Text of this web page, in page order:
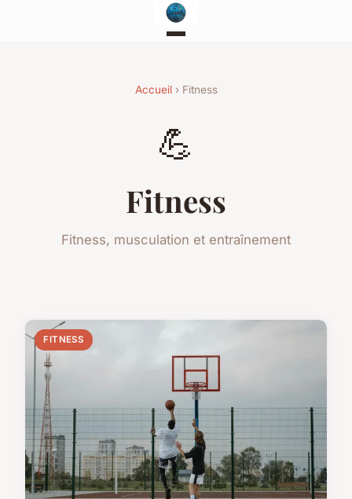
Accueil› Fitness
💪
Fitness
Fitness, musculation et entraînement
FITNESS